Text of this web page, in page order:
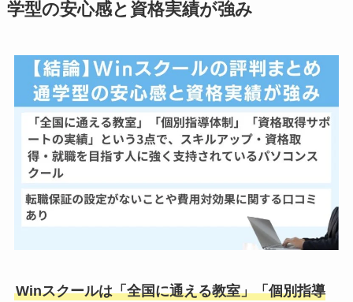
学型の安心感と資格実績が強み
Winスクールは「全国に通える教室」「個別指導